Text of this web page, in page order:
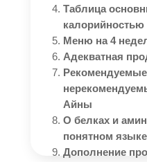
Таблица
Меню на 4
Адекватная
Айны
О белках и
понятном языке
Дополнение про